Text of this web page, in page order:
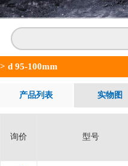
> d 95-100mm
产品列表 实物图
询价 型号